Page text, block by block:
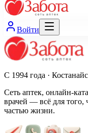
Войти
С 1994 года ·
Сеть аптек, онлайн-
врачей — всё для того,
частью жизни.